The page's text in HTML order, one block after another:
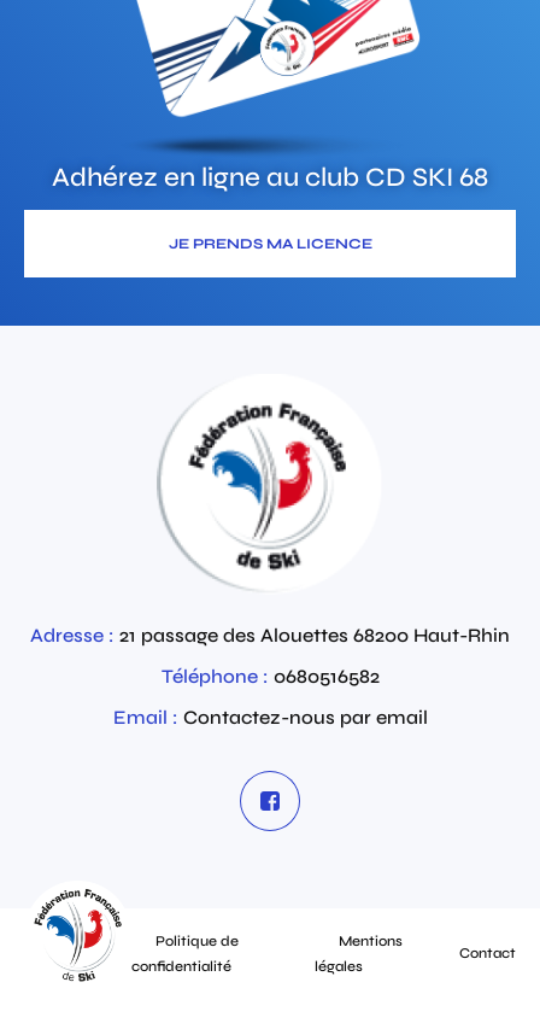
Adhérez en ligne au club CD SKI 68
JE PRENDS MA LICENCE
Adresse : 21 passage des Alouettes 68200 Haut-Rhin
Téléphone : 0680516582
Email : Contactez-nous par email
Politique de
confidentialité
Mentions
légales
Contact